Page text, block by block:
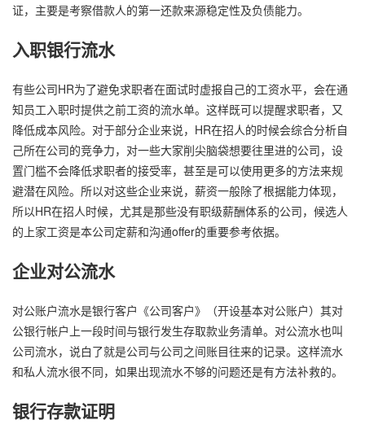
证，主要是考察借款人的第一还款来源稳定性及负债能力。
入职银行流水
有些公司HR为了避免求职者在面试时虚报自己的工资水平，会在通
知员工入职时提供之前工资的流水单。这样既可以提醒求职者，又
降低成本风险。对于部分企业来说，HR在招人的时候会综合分析自
己所在公司的竞争力，对一些大家削尖脑袋想要往里进的公司，设
置门槛不会降低求职者的接受率，甚至是可以使用更多的方法来规
避潜在风险。所以对这些企业来说，薪资一般除了根据能力体现，
所以HR在招人时候，尤其是那些没有职级薪酬体系的公司，候选人
的上家工资是本公司定薪和沟通offer的重要参考依据。
企业对公流水
对公账户流水是银行客户《公司客户》（开设基本对公账户）其对
公银行帐户上一段时间与银行发生存取款业务清单。对公流水也叫
公司流水，说白了就是公司与公司之间账目往来的记录。这样流水
和私人流水很不同，如果出现流水不够的问题还是有方法补救的。
银行存款证明